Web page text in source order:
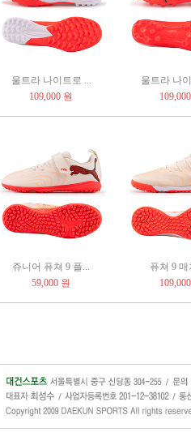
울트라 나이트로 ...
109,000 원
울트라 나
쥬니어 퓨쳐 9 플...
59,000 원
퓨쳐 9